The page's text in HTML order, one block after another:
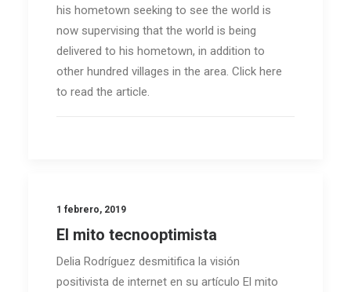
his hometown seeking to see the world is
now supervising that the world is being
delivered to his hometown, in addition to
other hundred villages in the area. Click here
to read the article.
1 febrero, 2019
El mito tecnooptimista
Delia Rodríguez desmitifica la visión
positivista de internet en su artículo El mito